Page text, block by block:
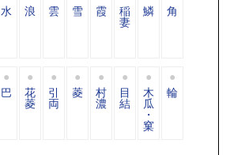
水 浪 雲 雪 霞 稲
妻
鱗 角
巴 花
菱
引
両
菱 村
濃
目
結
木
瓜
・
窠
輪